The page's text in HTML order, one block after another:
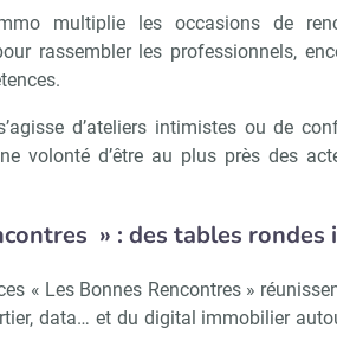
multiplie les occasions de
rassembler les professionnels,
d’ateliers intimistes ou de
volonté d’être au plus près des
» : des tables rondes
« Les Bonnes Rencontres »
data… et du digital immobilier